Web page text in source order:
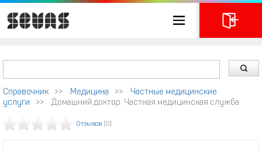
Справочник >> Медицина >>
Частные медицинские
услуги
>> Домашний доктор. Частная медицинская служба
Отзывов (0)